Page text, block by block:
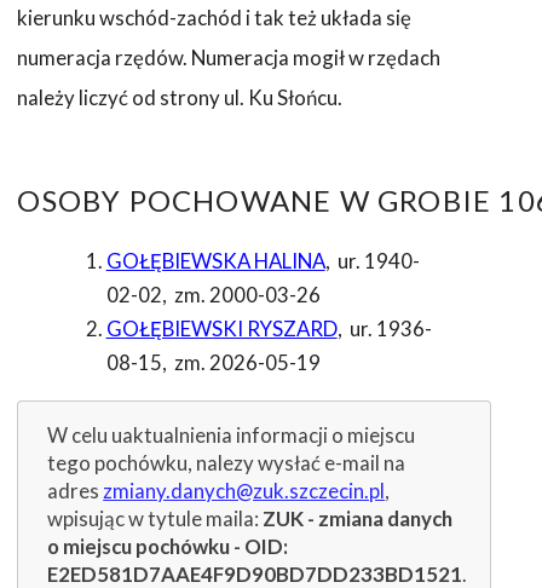
kierunku wschód-zachód i tak też układa się
numeracja rzędów. Numeracja mogił w rzędach
należy liczyć od strony ul. Ku Słońcu.
OSOBY POCHOWANE W GROBIE
GOŁĘBIEWSKA HALINA, ur. 1940-
02-02, zm. 2000-03-26
GOŁĘBIEWSKI RYSZARD, ur. 1936-
08-15, zm. 2026-05-19
W celu uaktualnienia informacji o miejscu
tego pochówku, nalezy wysłać e-mail na
adres zmiany.danych@zuk.szczecin.pl,
wpisując w tytule maila: ZUK - zmiana danych
o miejscu pochówku - OID:
E2ED581D7AAE4F9D90BD7DD233BD1521.